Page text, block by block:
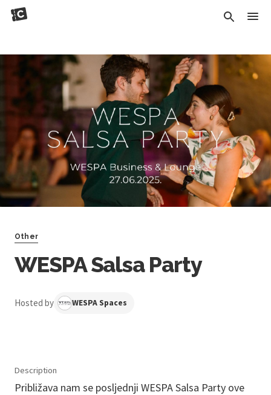
Other
WESPA Salsa Party
Hosted by WESPA Spaces
Description
Približava nam se posljednji WESPA Salsa Party ove